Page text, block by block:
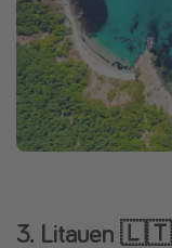
3. Litauen 🇱🇹